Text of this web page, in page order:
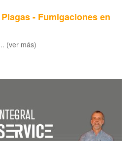
- Fumigaciones en
(ver más)